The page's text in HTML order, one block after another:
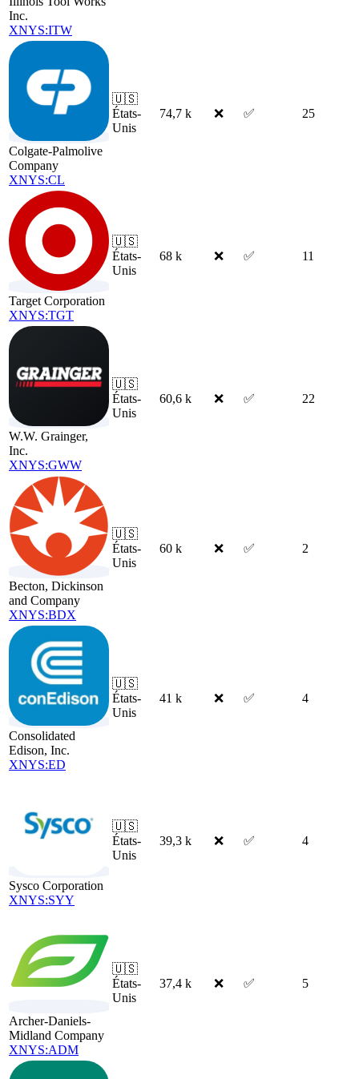
Inc.
XNYS:ITW
Colgate-Palmolive
Company
XNYS:CL
🇺🇸
États-
Unis
74,7 k ❌ ✅ 25
Target Corporation
XNYS:TGT
🇺🇸
États-
Unis
68 k ❌ ✅ 11
W.W. Grainger,
Inc.
XNYS:GWW
🇺🇸
États-
Unis
60,6 k ❌ ✅ 22
Becton, Dickinson
and Company
XNYS:BDX
🇺🇸
États-
Unis
60 k ❌ ✅ 2
Consolidated
Edison, Inc.
XNYS:ED
🇺🇸
États-
Unis
41 k ❌ ✅ 4
Sysco Corporation
XNYS:SYY
🇺🇸
États-
Unis
39,3 k ❌ ✅ 4
Archer-Daniels-
Midland Company
XNYS:ADM
🇺🇸
États-
Unis
37,4 k ❌ ✅ 5